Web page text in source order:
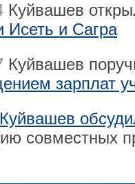
Куйвашев
Исеть и Сагра
Куйвашев
зарплат
Куйвашев
совместных